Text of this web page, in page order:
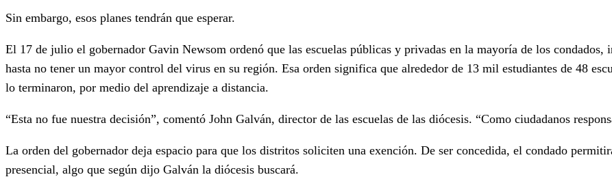
Sin embargo, esos planes tendrán que esperar.
El 17 de julio el gobernador Gavin Newsom ordenó que las escuelas públicas y privadas en la mayoría de los condados,
hasta no tener un mayor control del virus en su región. Esa orden significa que alrededor de 13 mil estudiantes de 48
lo terminaron, por medio del aprendizaje a distancia.
“Esta no fue nuestra decisión”, comentó John Galván, director de las escuelas de las diócesis. “Como ciudadanos
La orden del gobernador deja espacio para que los distritos soliciten una exención. De ser concedida, el condado
presencial, algo que según dijo Galván la diócesis buscará.